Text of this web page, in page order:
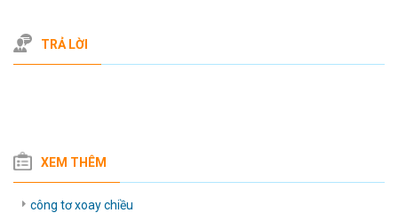
TRẢ LỜI
XEM THÊM
công tơ xoay chiều